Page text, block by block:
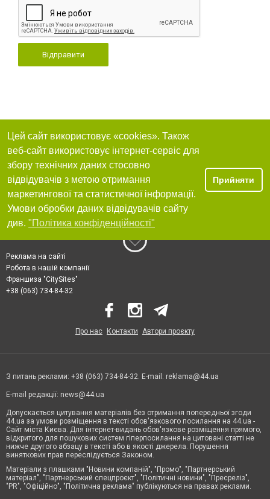
Відправити
Цей сайт використовує «cookies». Також
веб-сайт використовує інтернет-сервіс для
збору технічних даних стосовно
відвідувачів з метою отримання
маркетингової та статистичної інформації.
Умови обробки даних відвідувачів сайту
див. "Політика конфіденційності"
Прийняти
Реклама на сайті
Робота в нашій компанії
Франшиза "CitySites"
+38 (063) 734-84-32
Про нас Контакти Автори проєкту
З питань реклами: +38 (063) 734-84-32. E-mail: reklama@44.ua
E-mail редакції: news@44.ua
Допускається цитування матеріалів без отримання попередньої згоди
44.ua за умови розміщення в тексті обов'язкового посилання на 44.ua -
Сайт міста Києва. Для інтернет-видань обов'язкове розміщення прямого,
відкритого для пошукових систем гіперпосилання на цитовані статті не
нижче другого абзацу в тексті або в якості джерела. Порушення
виняткових прав переслідується Законом.
Матеріали з плашками "Новини компаній", "Промо", "Партнерський
матеріал", "Партнерський спецпроєкт", "Політичні новини", "Пресреліз",
"PR", "Офіційно", "Політична реклама" публікуються на правах реклами.